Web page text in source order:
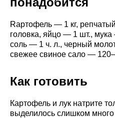
Rартофель — 1 кг,
головка, яйцо — 1 шт.,
соль — 1 ч. л., черный
свежее свиное сало —
Как готовить
Картофель и лук натрите
выделилось слишком много